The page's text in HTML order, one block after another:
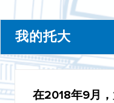
我的托大
苟珊珊
陈思同在2018年9月